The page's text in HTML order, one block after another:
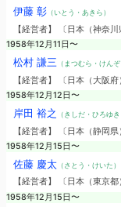
伊藤 彰（いとう・あきら）
【経営者】 〔日本（神奈
1958年12月11日〜
松村 謙三 （まつむら・けんぞ
【経営者】 〔日本（大阪
1958年12月12日〜
岸田 裕之 （きしだ・ひろゆき
【経営者】 〔日本（静岡
1958年12月15日〜
佐藤 慶太（さとう・けいた）
【経営者】 〔日本（東京
1958年12月15日〜